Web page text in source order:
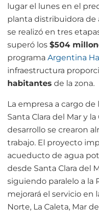
lugar el lunes en el
planta distribuidora de
se realizó en tres
superó los $504
programa Argentina
infraestructura
habitantes de la zona.
La empresa a cargo de
Santa Clara del Mar y
desarrollo se crearon
trabajo. El proyecto
acueducto de agua
desde Santa Clara del
siguiendo paralelo a la
mejorará el servicio en
Norte, La Caleta, Mar